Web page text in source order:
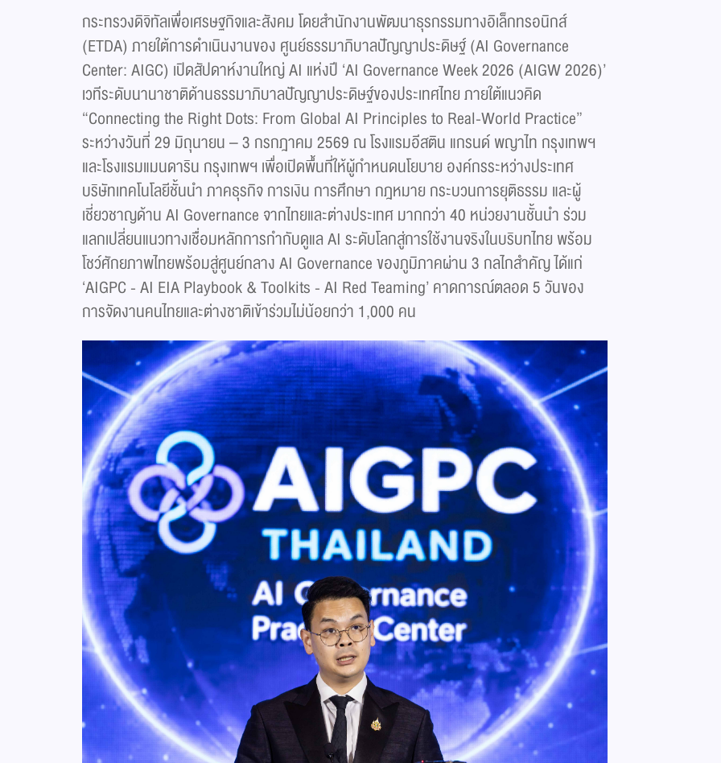
กระทรวงดิจิทัลเพื่อเศรษฐกิจและสังคม โดยสำนักงานพัฒนาธุรกรรมทางอิเล็กทรอนิกส์
(ETDA) ภายใต้การดำเนินงานของ ศูนย์ธรรมาภิบาลปัญญาประดิษฐ์ (AI Governance
Center: AIGC) เปิดสัปดาห์งานใหญ่ AI แห่งปี ‘AI Governance Week 2026 (AIGW 2026)’
เวทีระดับนานาชาติด้านธรรมาภิบาลปัญญาประดิษฐ์ของประเทศไทย ภายใต้แนวคิด
“Connecting the Right Dots: From Global AI Principles to Real-World Practice”
ระหว่างวันที่ 29 มิถุนายน – 3 กรกฎาคม 2569 ณ โรงแรมอีสติน แกรนด์ พญาไท กรุงเทพฯ
และโรงแรมแมนดาริน กรุงเทพฯ เพื่อเปิดพื้นที่ให้ผู้กำหนดนโยบาย องค์กรระหว่างประเทศ
บริษัทเทคโนโลยีชั้นนำ ภาคธุรกิจ การเงิน การศึกษา กฎหมาย กระบวนการยุติธรรม และผู้
เชี่ยวชาญด้าน AI Governance จากไทยและต่างประเทศ มากกว่า 40 หน่วยงานชั้นนำ ร่วม
แลกเปลี่ยนแนวทางเชื่อมหลักการกำกับดูแล AI ระดับโลกสู่การใช้งานจริงในบริบทไทย พร้อม
โชว์ศักยภาพไทยพร้อมสู่ศูนย์กลาง AI Governance ของภูมิภาคผ่าน 3 กลไกสำคัญ ได้แก่
‘AIGPC - AI EIA Playbook & Toolkits - AI Red Teaming’ คาดการณ์ตลอด 5 วันของ
การจัดงานคนไทยและต่างชาติเข้าร่วมไม่น้อยกว่า 1,000 คน